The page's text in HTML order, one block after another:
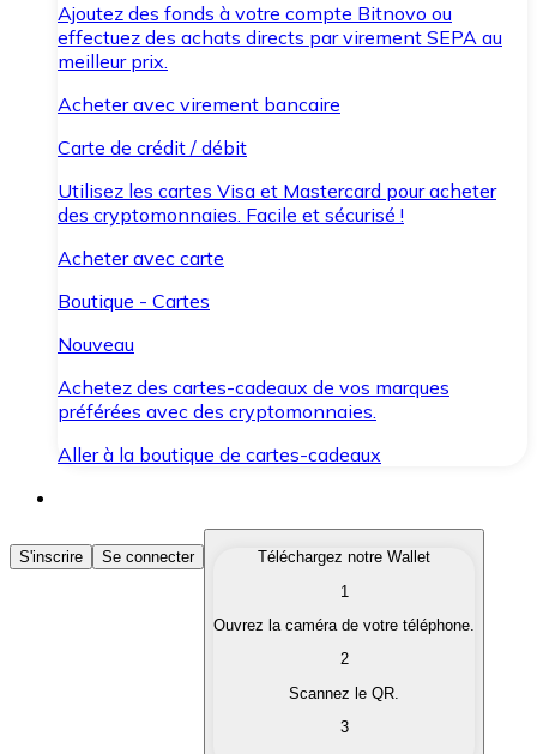
Ajoutez des fonds à votre compte Bitnovo ou
effectuez des achats directs par virement SEPA au
meilleur prix.
Acheter avec virement bancaire
Carte de crédit / débit
Utilisez les cartes Visa et Mastercard pour acheter
des cryptomonnaies. Facile et sécurisé !
Acheter avec carte
Boutique - Cartes
Nouveau
Achetez des cartes-cadeaux de vos marques
préférées avec des cryptomonnaies.
Aller à la boutique de cartes-cadeaux
Acheter des Cryptomonnaies
Achetez les cryptomonnaies qui vous intéressent
Convertissez vos cryptomonnaies en monnaie
S'inscrire Se connecter
Téléchargez notre Wallet
1
Ouvrez la caméra de votre téléphone.
2
Scannez le QR.
3